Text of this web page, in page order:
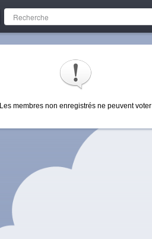
Les membres non enregistrés ne peuvent voter